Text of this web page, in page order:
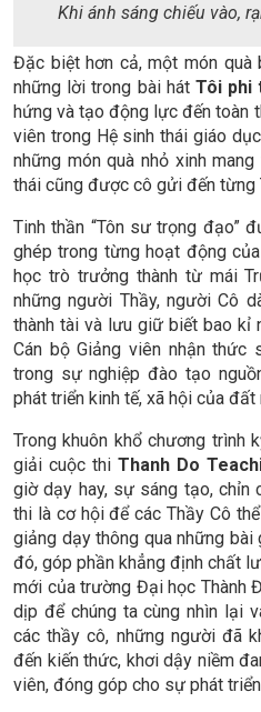
Khi ánh sáng chiếu vào,
Đặc biệt hơn cả, một món
những lời trong bài hát Tôi phi
hứng và tạo động lực đến toàn
viên trong Hệ sinh thái giáo
những món quà nhỏ xinh
thái cũng được cô gửi đến từng
Tinh thần “Tôn sư trọng đạo”
ghép trong từng hoạt động
học trò trưởng thành từ mái
những người Thầy, người Cô
thành tài và lưu giữ biết bao kỉ
Cán bộ Giảng viên nhận thức
trong sự nghiệp đào tạo
phát triển kinh tế, xã hội của đất
Trong khuôn khổ chương trình
giải cuộc thi Thanh Do
giờ dạy hay, sự sáng tạo, chỉn
thi là cơ hội để các Thầy Cô
giảng dạy thông qua những bài
đó, góp phần khẳng định chất
mới của trường Đại học Thành
dịp để chúng ta cùng nhìn lại
các thầy cô, những người đã
đến kiến thức, khơi dậy niềm
viên, đóng góp cho sự phát